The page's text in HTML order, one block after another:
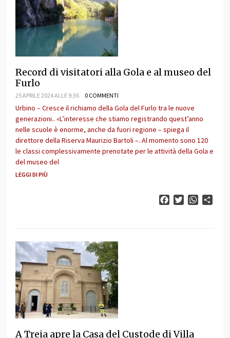
Record di visitatori alla Gola e al museo del
Furlo
25 APRILE 2024 ALLE 9:36 0 COMMENTI
Urbino – Cresce il richiamo della Gola del Furlo tra le nuove
generazioni.. «L’interesse che stiamo registrando quest’anno
nelle scuole è enorme, anche da fuori regione – spiega il
direttore della Riserva Maurizio Bartoli –. Al momento sono 120
le classi complessivamente prenotate per le attività della Gola e
del museo del
LEGGI DI PIÙ
FacebookTwitter
A Treia apre la Casa del Custode di Villa